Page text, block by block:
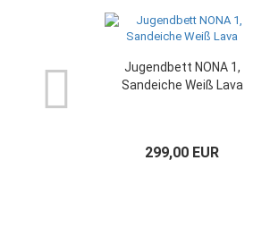
Jugendbett NONA 1,
Sandeiche Weiß Lava
299,00 EUR